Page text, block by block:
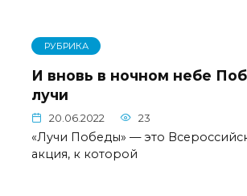
РУБРИКА
И вновь в ночном небе
лучи
20.06.2022 23
«Лучи Победы» — это
акция, к которой